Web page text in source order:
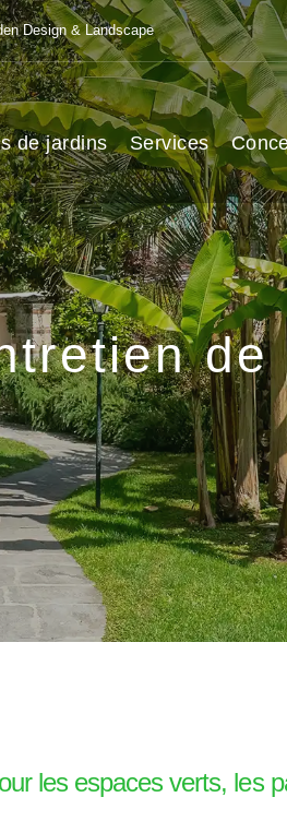
Design & Landscape
de jardins Services
de
les espaces verts, les